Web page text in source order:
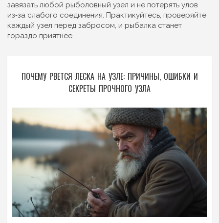
завязать любой рыболовный узел и не потерять улов
из‑за слабого соединения. Практикуйтесь, проверяйте
каждый узел перед забросом, и рыбалка станет
гораздо приятнее.
ПОЧЕМУ РВЕТСЯ ЛЕСКА НА УЗЛЕ: ПРИЧИНЫ, ОШИБКИ И
СЕКРЕТЫ ПРОЧНОГО УЗЛА